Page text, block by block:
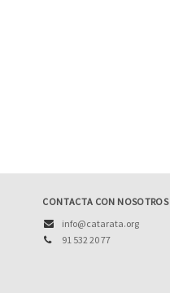
CONTACTA CON NOSOTROS
info@catarata.org
91 532 20 77